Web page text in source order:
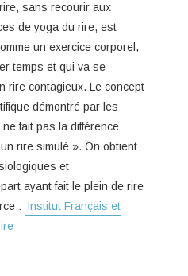
sans recourir aux
de yoga du rire, est
un exercice corporel,
temps et qui va se
rire contagieux. Le concept
démontré par les
fait pas la différence
rire simulé ». On obtient
et
ayant fait le plein de rire
: Institut Français et